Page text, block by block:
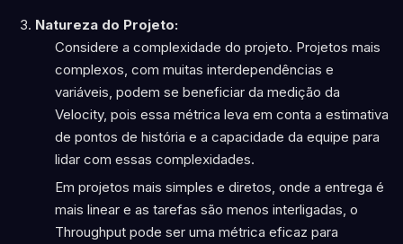
Natureza do Projeto:
Considere a complexidade do projeto. Projetos mais
complexos, com muitas interdependências e
variáveis, podem se beneficiar da medição da
Velocity, pois essa métrica leva em conta a estimativa
de pontos de história e a capacidade da equipe para
lidar com essas complexidades.
Em projetos mais simples e diretos, onde a entrega é
mais linear e as tarefas são menos interligadas, o
Throughput pode ser uma métrica eficaz para